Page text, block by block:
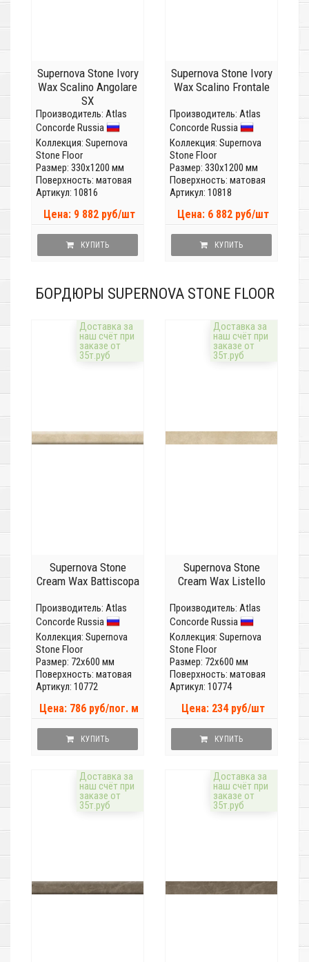
Supernova Stone Ivory
Wax Scalino Angolare
SX
Производитель: Atlas
Concorde Russia
Коллекция: Supernova
Stone Floor
Размер: 330x1200 мм
Поверхность: матовая
Артикул: 10816
Цена: 9 882 руб/шт
КУПИТЬ
Supernova Stone Ivory
Wax Scalino Frontale
Производитель: Atlas
Concorde Russia
Коллекция: Supernova
Stone Floor
Размер: 330x1200 мм
Поверхность: матовая
Артикул: 10818
Цена: 6 882 руб/шт
КУПИТЬ
БОРДЮРЫ SUPERNOVA STONE FLOOR
Доставка за
наш счёт при
заказе от
35т.руб
Supernova Stone
Cream Wax Battiscopa
Производитель: Atlas
Concorde Russia
Коллекция: Supernova
Stone Floor
Размер: 72x600 мм
Поверхность: матовая
Артикул: 10772
Цена: 786 руб/пог. м
КУПИТЬ
Доставка за
наш счёт при
заказе от
35т.руб
Supernova Stone
Cream Wax Listello
Производитель: Atlas
Concorde Russia
Коллекция: Supernova
Stone Floor
Размер: 72x600 мм
Поверхность: матовая
Артикул: 10774
Цена: 234 руб/шт
КУПИТЬ
Доставка за
наш счёт при
заказе от
35т.руб
Доставка за
наш счёт при
заказе от
35т.руб